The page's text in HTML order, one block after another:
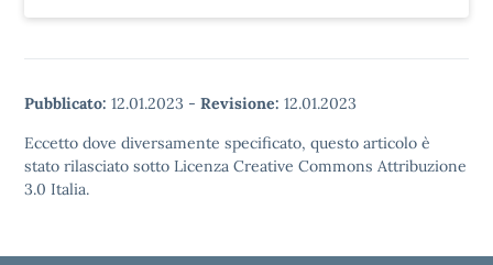
Pubblicato: 12.01.2023 - Revisione: 12.01.2023
Eccetto dove diversamente specificato, questo articolo è
stato rilasciato sotto Licenza Creative Commons Attribuzione
3.0 Italia.